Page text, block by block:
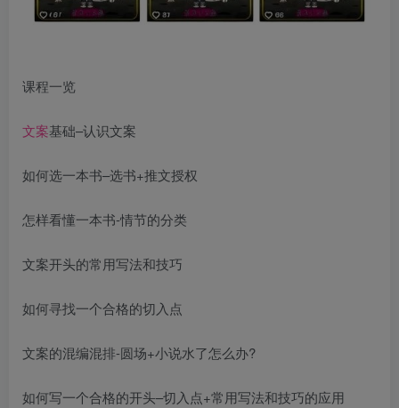
课程一览
文案基础–认识文案
如何选一本书–选书+推文授权
怎样看懂一本书-情节的分类
文案开头的常用写法和技巧
如何寻找一个合格的切入点
文案的混编混排-圆场+小说水了怎么办?
如何写一个合格的开头–切入点+常用写法和技巧的应用